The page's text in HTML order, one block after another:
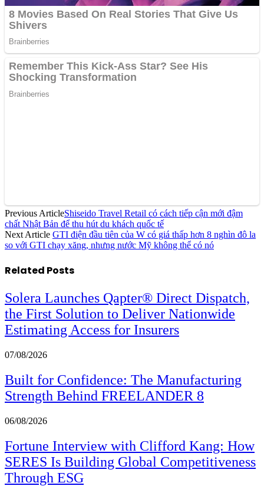
Previous ArticleShiseido Travel Retail có cách tiếp cận mới đậm
chất Nhật Bản để thu hút du khách quốc tế
Next Article GTI điện đầu tiên của W có giá thấp hơn 8 nghìn đô la
so với GTI chạy xăng, nhưng nước Mỹ không thể có nó
Related Posts
Solera Launches Qapter® Direct Dispatch,
the First Solution to Deliver Nationwide
Estimating Access for Insurers
07/08/2026
Built for Confidence: The Manufacturing
Strength Behind FREELANDER 8
06/08/2026
Fortune Interview with Clifford Kang: How
SERES Is Building Global Competitiveness
Through ESG